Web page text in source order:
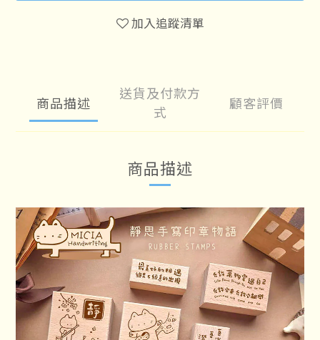
加入追蹤清單
商品描述
送貨及付款方
式
顧客評價
商品描述